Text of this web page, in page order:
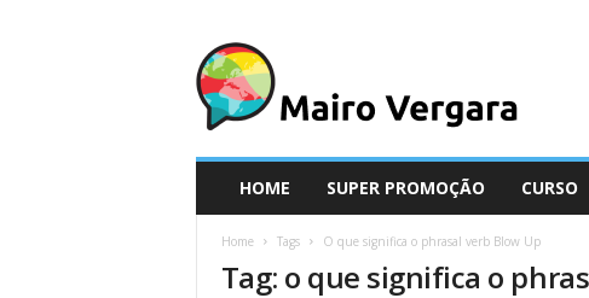
i
r
HOME SUPER PROMOÇÃO CURSO
Home Tags O que significa o phrasal verb Blow Up
Tag: o que significa o